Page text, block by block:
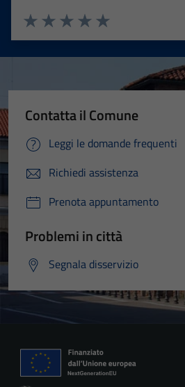
Valuta 5 stelle su 5
Valuta 4 stelle su 5
Valuta 3 stelle su 5
Valuta 2 stelle su 5
Valuta 1 stelle su 5
Contatta il Comune
Leggi le domande frequenti
Richiedi assistenza
Prenota appuntamento
Problemi in città
Segnala disservizio